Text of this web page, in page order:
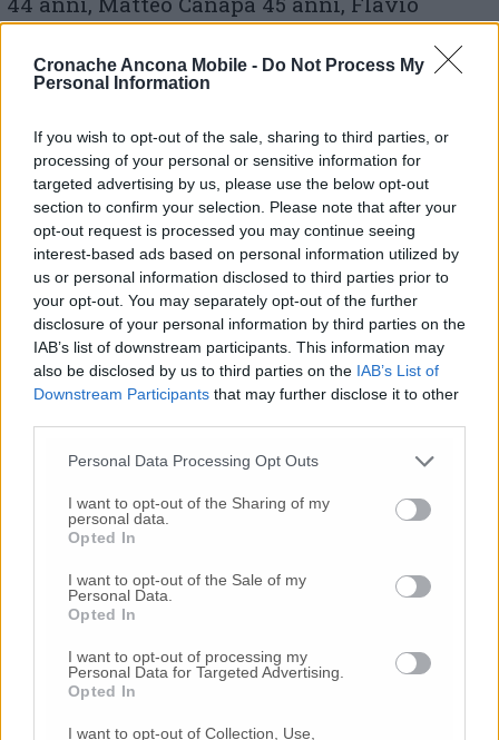
Cronache Ancona Mobile - Do Not Process My
Personal Information
If you wish to opt-out of the sale, sharing to third parties, or
processing of your personal or sensitive information for
targeted advertising by us, please use the below opt-out
section to confirm your selection. Please note that after your
opt-out request is processed you may continue seeing
interest-based ads based on personal information utilized by
us or personal information disclosed to third parties prior to
your opt-out. You may separately opt-out of the further
disclosure of your personal information by third parties on the
IAB’s list of downstream participants. This information may
also be disclosed by us to third parties on the IAB’s List of
Downstream Participants that may further disclose it to other
Personal Data Processing Opt Outs
I want to opt-out of the Sharing of my
personal data.
Opted In
I want to opt-out of the Sale of my
Personal Data.
Opted In
I want to opt-out of processing my
Personal Data for Targeted Advertising.
Opted In
I want to opt-out of Collection, Use,
Cardinali 62 anni, Saura Casigliani 54 anni,
Laura Cionco 47 anni, Gianluca Diamanti 54
anni, Eliana Flamini 47 anni, Susanna Freddo
Giaccaglia 46 anni, Anna Lanari 45 anni,
Renata Maggiori, Fabio Marchetti 76 anni,
Mauro Pellegrini 51 anni, Gabriele Pierini 24
nni, Cristiano Pirani 54 anni, Cristian
Polverigiani Chila’ 50 anni, Maria Rosa
Sagramola 51 anni, Paola Sinigagliesi 49 anni
Energia Nuova– Jacopo Angeletti 35 anni,
Federica Badaloni 31 anni, Sara Badialetti 41
anni, Marco Balestrieri 41 anni, Matteo
Barigelletti 23 anni, Laura Bevilacqua 48 anni,
Antonio Bravetti 57 anni, Tiziano Cacciani 47
anni, Fatmir Cela 37 anni, Danilo Ciminari 48
anni, Laura De Cimma 46 anni, Gianluca De
Simone 40 anni, Alessio Giuliante 31 anni,
Marina Grasso 49 anni, Felice Michele La
Cecilia 47 anni, Claudia Luconi 46 anni, Silvia
Mengarelli 46 anni, Ruben Ricci 30 anni,
Adolfo Rossini 36 anni, Andrea Ruggiero 39
anni, Nadia Serloni 49 anni, Giacomo Maria
Santinelli 43 anni, Flavio Selvetti 58 anni,
Beata Szabo’ 37 anni